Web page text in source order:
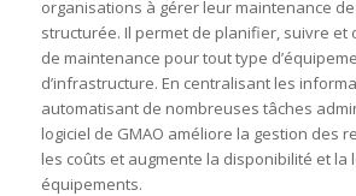
organisations à gérer leur maintenance
structurée. Il permet de planifier, suivre et
de maintenance pour tout type
d’infrastructure. En centralisant les
automatisant de nombreuses tâches
logiciel de GMAO améliore la gestion des
les coûts et augmente la disponibilité et la
équipements.